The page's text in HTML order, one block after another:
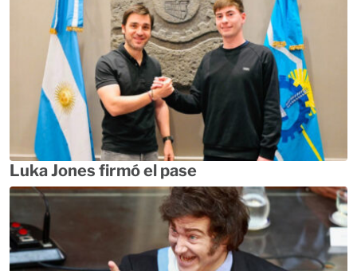
Luka Jones firmó el pase